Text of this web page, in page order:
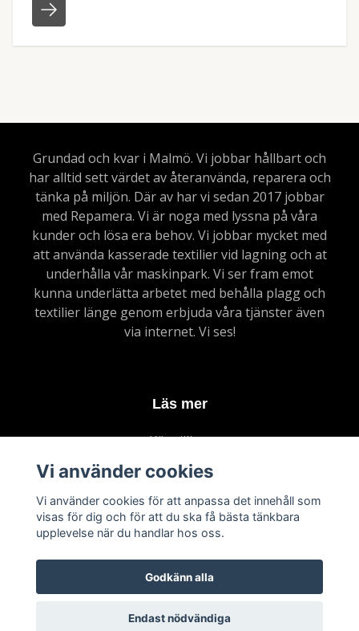
Grundad och kvar i Malmö. Vi jobbar hållbart och
har alltid sett värdet av återanvända, reparera och
tänka på miljön. Där av har vi sedan 2017 jobbar
med Repamera. Vi är noga med lyssna på våra
kunder och lösa era behov. Vi jobbar mycket med
att använda kasserade textilier vid lagning och at
underhålla vår maskinpark. Vi ser fram emot
kunna underlätta arbetet med behålla plagg och
textilier länge genom erbjuda våra tjänster även
via internet. Vi ses!
Läs mer
Köpvillkor
Kontakt
Vanliga frågor
Om upphämntning
© 2026 Malmö Kemtvätt & Skrädderi
Vi använder cookies
Vi använder cookies för att anpassa det innehåll som
visas för dig och för att du ska få bästa tänkbara
upplevelse när du handlar hos oss.
Godkänn alla
Endast nödvändiga